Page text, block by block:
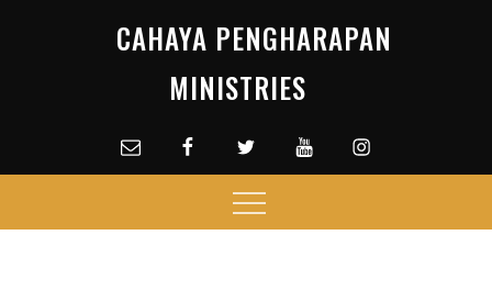
CAHAYA PENGHARAPAN
MINISTRIES
Email facebookTwitterYoutubeInstagram
Menu